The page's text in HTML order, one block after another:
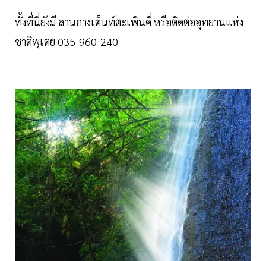
ทั้งที่นี่ยังมี ลานกางเต็นท์ตะเพินคี่ หรือติดต่ออุทยานแห่ง
ชาติพุเตย 035-960-240